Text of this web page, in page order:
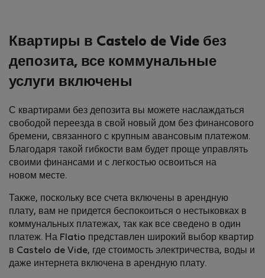
Квартиры в Castelo de Vide без
депозита, все коммунальные
услуги включены
С квартирами без депозита вы можете наслаждаться
свободой переезда в свой новый дом без финансового
бремени, связанного с крупным авансовым платежом.
Благодаря такой гибкости вам будет проще управлять
своими финансами и с легкостью освоиться на
новом месте.
Также, поскольку все счета включены в арендную
плату, вам не придется беспокоиться о нестыковках в
коммунальных платежах, так как все сведено в один
платеж. На Flatio представлен широкий выбор квартир
в Castelo de Vide, где стоимость электричества, воды и
даже интернета включена в арендную плату.